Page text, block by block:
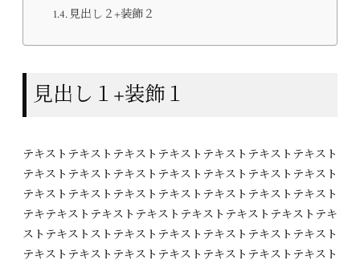
見出し２+装飾２
見出し１+装飾１
テキストテキストテキストテキストテキストテキストテキスト
テキストテキストテキストテキストテキストテキストテキスト
テキストテキストテキストテキストテキストテキストテキスト
テキテキストテキストテキストテキストテキストテキストテキ
ストテキストストテキストテキストテキストテキストテキスト
テキストテキストテキストテキストテキストテキストテキスト